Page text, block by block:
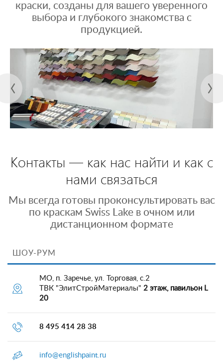
краски, созданы для вашего уверенного
выбора и глубокого знакомства с
продукцией.
Контакты — как нас найти и как с
нами связаться
Мы всегда готовы проконсультировать вас
по краскам Swiss Lake в очном или
дистанционном формате
ШОУ-РУМ
МО, п. Заречье, ул. Торговая, с.2
ТВК "ЭлитСтройМатериалы" 2 этаж, павильон L
20
8 495 414 28 38
info@englishpaint.ru